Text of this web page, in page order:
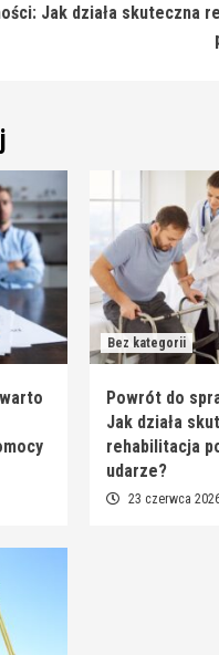
Jak działa skuteczna
Bez kategorii
Powrót do
Jak działa
rehabilitacja
udarze?
23 czerwca